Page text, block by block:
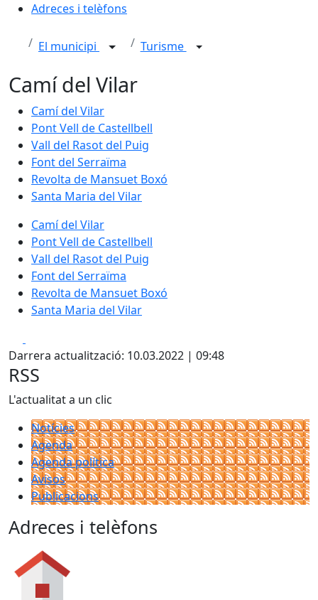
Adreces i telèfons
El municipi Turisme
Camí del Vilar
Camí del Vilar
Pont Vell de Castellbell
Vall del Rasot del Puig
Font del Serraïma
Revolta de Mansuet Boxó
Santa Maria del Vilar
Camí del Vilar
Pont Vell de Castellbell
Vall del Rasot del Puig
Font del Serraïma
Revolta de Mansuet Boxó
Santa Maria del Vilar
Darrera actualització: 10.03.2022 | 09:48
RSS
L'actualitat a un clic
Notícies
Agenda
Agenda política
Avisos
Publicacions
Adreces i telèfons